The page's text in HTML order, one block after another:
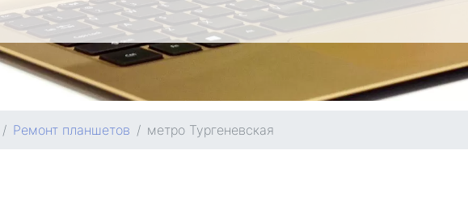
Ремонт планшетов метро Тургеневская